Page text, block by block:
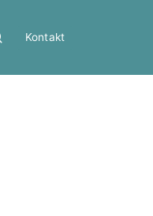
Kontakt